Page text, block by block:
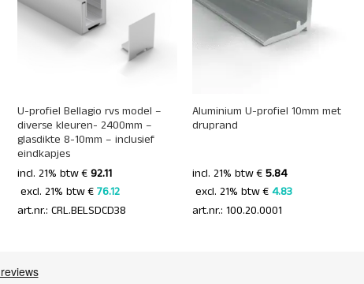
U-profiel Bellagio rvs model –
diverse kleuren- 2400mm –
glasdikte 8-10mm – inclusief
eindkapjes
incl. 21% btw €92.11
excl. 21% btw € 76.12
art.nr.: CRL.BELSDCD38
Aluminium U-profiel 10mm met
druprand
incl. 21% btw €5.84
excl. 21% btw € 4.83
art.nr.: 100.20.0001